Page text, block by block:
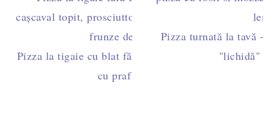
Pizza la tigaie cu blat fără drojdie – rețeta rapidă
cu praf de copt
Pizza turnată la tavă -
"lichidă"